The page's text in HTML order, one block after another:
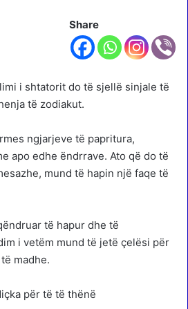
Share
i shtatorit do të sjellë sinjale të
të zodiakut.
ngjarjeve të papritura,
apo edhe ëndrrave. Ato që do të
mund të hapin një faqe të
të hapur dhe të
i vetëm mund të jetë çelësi për
madhe.
për të të thënë